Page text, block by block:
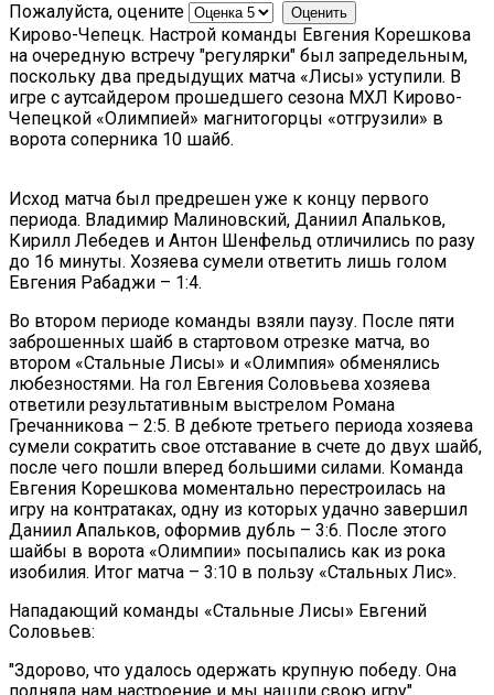
Пожалуйста, оцените
Кирово-Чепецк. Настрой команды Евгения Корешкова
на очередную встречу "регулярки" был запредельным,
поскольку два предыдущих матча «Лисы» уступили. В
игре с аутсайдером прошедшего сезона МХЛ Кирово-
Чепецкой «Олимпией» магнитогорцы «отгрузили» в
ворота соперника 10 шайб.
Исход матча был предрешен уже к концу первого
периода. Владимир Малиновский, Даниил Апальков,
Кирилл Лебедев и Антон Шенфельд отличились по разу
до 16 минуты. Хозяева сумели ответить лишь голом
Евгения Рабаджи – 1:4.
Во втором периоде команды взяли паузу. После пяти
заброшенных шайб в стартовом отрезке матча, во
втором «Стальные Лисы» и «Олимпия» обменялись
любезностями. На гол Евгения Соловьева хозяева
ответили результативным выстрелом Романа
Гречанникова – 2:5. В дебюте третьего периода хозяева
сумели сократить свое отставание в счете до двух шайб,
после чего пошли вперед большими силами. Команда
Евгения Корешкова моментально перестроилась на
игру на контратаках, одну из которых удачно завершил
Даниил Апальков, оформив дубль – 3:6. После этого
шайбы в ворота «Олимпии» посыпались как из рока
изобилия. Итог матча – 3:10 в пользу «Стальных Лис».
Нападающий команды «Стальные Лисы» Евгений
Соловьев:
"Здорово, что удалось одержать крупную победу. Она